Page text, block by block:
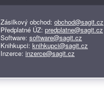
Zásilkový obchod: obchod@sagit.cz
Předplatné ÚZ: predplatne@sagit.cz
Software: software@sagit.cz
Knihkupci: knihkupci@sagit.cz
Inzerce: inzerce@sagit.cz